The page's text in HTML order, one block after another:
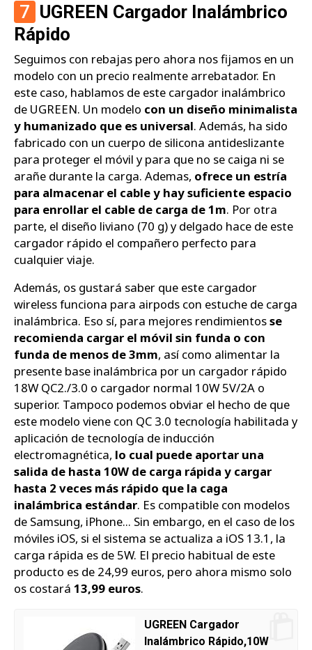
7 UGREEN Cargador Inalámbrico
Rápido
Seguimos con rebajas pero ahora nos fijamos en un
modelo con un precio realmente arrebatador. En
este caso, hablamos de este cargador inalámbrico
de UGREEN. Un modelo con un diseño minimalista
y humanizado que es universal. Además, ha sido
fabricado con un cuerpo de silicona antideslizante
para proteger el móvil y para que no se caiga ni se
arañe durante la carga. Ademas, ofrece un estría
para almacenar el cable y hay suficiente espacio
para enrollar el cable de carga de 1m. Por otra
parte, el diseño liviano (70 g) y delgado hace de este
cargador rápido el compañero perfecto para
cualquier viaje.
Además, os gustará saber que este cargador
wireless funciona para airpods con estuche de carga
inalámbrica. Eso sí, para mejores rendimientosse
recomienda cargar el móvil sin funda o con
funda de menos de 3mm, así como alimentar la
presente base inalámbrica por un cargador rápido
18W QC2./3.0 o cargador normal 10W 5V/2A o
superior. Tampoco podemos obviar el hecho de que
este modelo viene con QC 3.0 tecnología habilitada y
aplicación de tecnología de inducción
electromagnética, lo cual puede aportar una
salida de hasta 10W de carga rápida y cargar
hasta 2 veces más rápido que la caga
inalámbrica estándar. Es compatible con modelos
de Samsung, iPhone... Sin embargo, en el caso de los
móviles iOS, si el sistema se actualiza a iOS 13.1, la
carga rápida es de 5W. El precio habitual de este
producto es de 24,99 euros, pero ahora mismo solo
os costará 13,99 euros.
UGREEN Cargador
Inalámbrico Rápido,10W